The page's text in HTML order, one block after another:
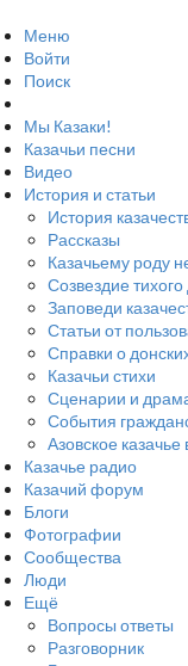
Меню
Войти
Поиск
Мы Казаки!
Казачьи песни
Видео
История и статьи
История
Рассказы
Казачьему роду
Созвездие тихого
Заповеди
Статьи от
Справки о
Казачьи стихи
Сценарии и
События
Азовское казачье
Казачье радио
Казачий форум
Блоги
Фотографии
Сообщества
Люди
Ещё
Вопросы ответы
Разговорник